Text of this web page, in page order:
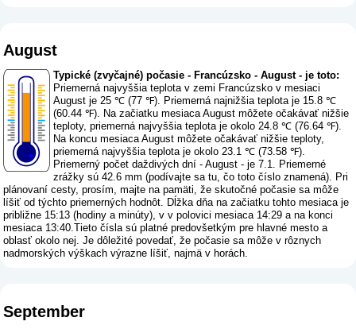
August
Typické (zvyčajné) počasie - Francúzsko - August - je toto:
Priemerná najvyššia teplota v zemi Francúzsko v mesiaci
August je 25 ℃ (77 ℉). Priemerná najnižšia teplota je 15.8 ℃
(60.44 ℉). Na začiatku mesiaca August môžete očakávať nižšie
teploty, priemerná najvyššia teplota je okolo 24.8 ℃ (76.64 ℉).
Na koncu mesiaca August môžete očakávať nižšie teploty,
priemerná najvyššia teplota je okolo 23.1 ℃ (73.58 ℉).
Priemerný počet daždivých dní - August - je 7.1. Priemerné
zrážky sú 42.6 mm (podívajte sa tu, čo toto číslo znamená). Pri
plánovaní cesty, prosím, majte na pamäti, že skutočné počasie sa môže
líšiť od týchto priemerných hodnôt. Dĺžka dňa na začiatku tohto mesiaca je
približne 15:13 (hodiny a minúty), v v polovici mesiaca 14:29 a na konci
mesiaca 13:40.Tieto čísla sú platné predovšetkým pre hlavné mesto a
oblasť okolo nej. Je dôležité povedať, že počasie sa môže v rôznych
nadmorských výškach výrazne líšiť, najmä v horách.
September